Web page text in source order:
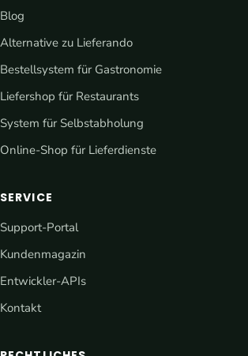
Blog
Alternative zu Lieferando
Bestellsystem für Gastronomie
Liefershop für Restaurants
System für Selbstabholung
Online-Shop für Lieferdienste
SERVICE
Support-Portal
Kundenmagazin
Entwickler-APIs
Kontakt